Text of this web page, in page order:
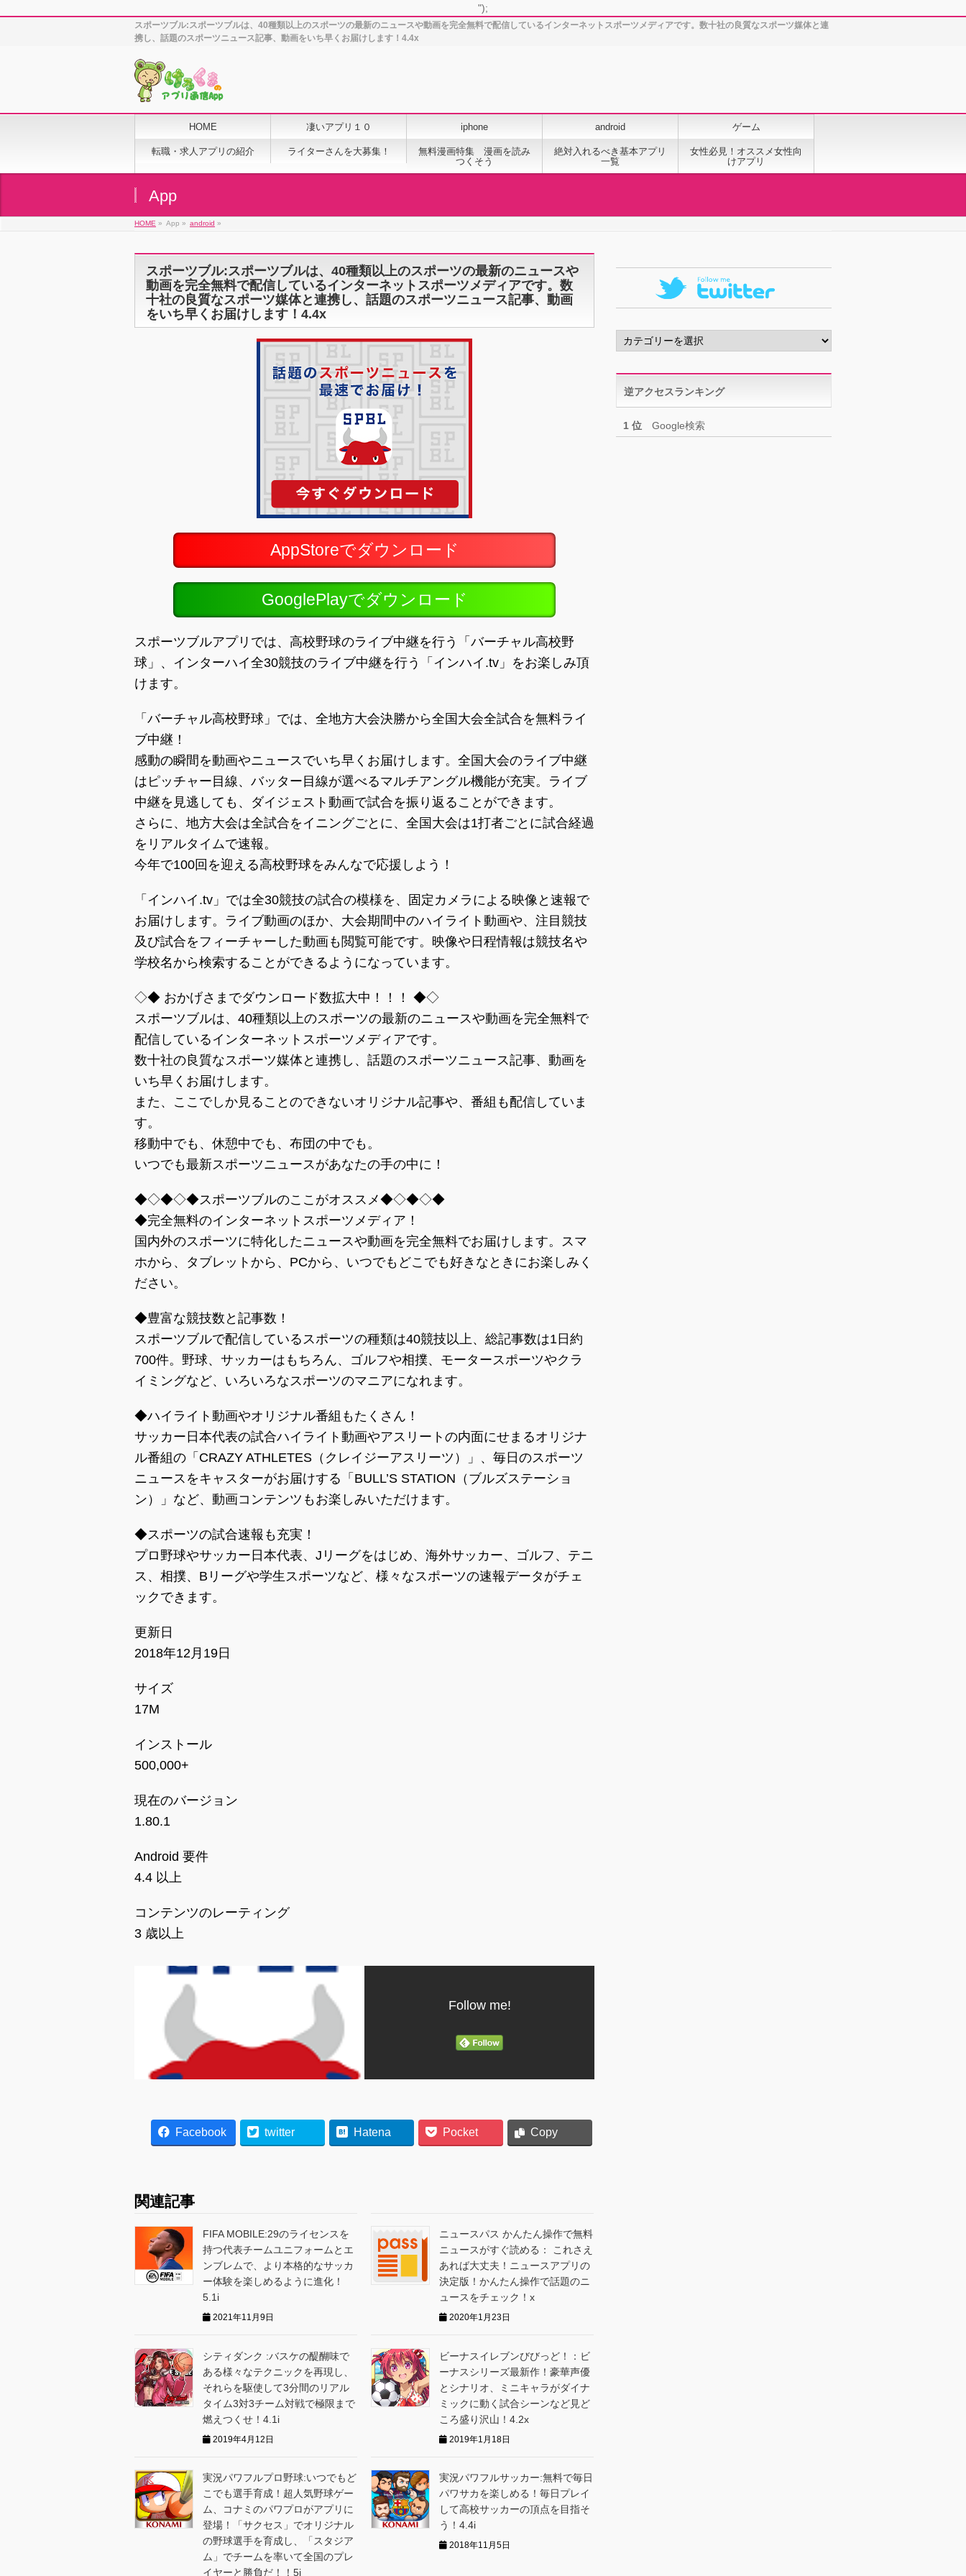
");
スポーツブル:スポーツブルは、40種類以上のスポーツの最新のニュースや動画を完全無料で配信しているインターネットスポーツメディアです。数十社の良質なスポーツ媒体と連
携し、話題のスポーツニュース記事、動画をいち早くお届けします！4.4x
HOME 凄いアプリ１０ iphone android ゲーム
転職・求人アプリの紹介 ライターさんを大募集！
無料漫画特集 漫画を読み
つくそう
絶対入れるべき基本アプリ
一覧
女性必見！オススメ女性向
けアプリ
App
HOME » App » android »
スポーツブル:スポーツブルは、40種類以上のスポーツの最新のニュースや
動画を完全無料で配信しているインターネットスポーツメディアです。数
十社の良質なスポーツ媒体と連携し、話題のスポーツニュース記事、動画
をいち早くお届けします！4.4x
AppStoreでダウンロード
GooglePlayでダウンロード
スポーツブルアプリでは、高校野球のライブ中継を行う「バーチャル高校野
球」、インターハイ全30競技のライブ中継を行う「インハイ.tv」をお楽しみ頂
けます。
「バーチャル高校野球」では、全地方大会決勝から全国大会全試合を無料ライ
ブ中継！
感動の瞬間を動画やニュースでいち早くお届けします。全国大会のライブ中継
はピッチャー目線、バッター目線が選べるマルチアングル機能が充実。ライブ
中継を見逃しても、ダイジェスト動画で試合を振り返ることができます。
さらに、地方大会は全試合をイニングごとに、全国大会は1打者ごとに試合経過
をリアルタイムで速報。
今年で100回を迎える高校野球をみんなで応援しよう！
「インハイ.tv」では全30競技の試合の模様を、固定カメラによる映像と速報で
お届けします。ライブ動画のほか、大会期間中のハイライト動画や、注目競技
及び試合をフィーチャーした動画も閲覧可能です。映像や日程情報は競技名や
学校名から検索することができるようになっています。
◇◆ おかげさまでダウンロード数拡大中！！！ ◆◇
スポーツブルは、40種類以上のスポーツの最新のニュースや動画を完全無料で
配信しているインターネットスポーツメディアです。
数十社の良質なスポーツ媒体と連携し、話題のスポーツニュース記事、動画を
いち早くお届けします。
また、ここでしか見ることのできないオリジナル記事や、番組も配信していま
す。
移動中でも、休憩中でも、布団の中でも。
いつでも最新スポーツニュースがあなたの手の中に！
◆◇◆◇◆スポーツブルのここがオススメ◆◇◆◇◆
◆完全無料のインターネットスポーツメディア！
国内外のスポーツに特化したニュースや動画を完全無料でお届けします。スマ
ホから、タブレットから、PCから、いつでもどこでも好きなときにお楽しみく
ださい。
◆豊富な競技数と記事数！
スポーツブルで配信しているスポーツの種類は40競技以上、総記事数は1日約
700件。野球、サッカーはもちろん、ゴルフや相撲、モータースポーツやクラ
イミングなど、いろいろなスポーツのマニアになれます。
◆ハイライト動画やオリジナル番組もたくさん！
サッカー日本代表の試合ハイライト動画やアスリートの内面にせまるオリジナ
ル番組の「CRAZY ATHLETES（クレイジーアスリーツ）」、毎日のスポーツ
ニュースをキャスターがお届けする「BULL’S STATION（ブルズステーショ
ン）」など、動画コンテンツもお楽しみいただけます。
◆スポーツの試合速報も充実！
プロ野球やサッカー日本代表、Jリーグをはじめ、海外サッカー、ゴルフ、テニ
ス、相撲、Bリーグや学生スポーツなど、様々なスポーツの速報データがチェ
ックできます。
更新日
2018年12月19日
サイズ
17M
インストール
500,000+
現在のバージョン
1.80.1
Android 要件
4.4 以上
コンテンツのレーティング
3 歳以上
Follow me!
Facebook twitter Hatena Pocket Copy
関連記事
FIFA MOBILE:29のライセンスを
持つ代表チームユニフォームとエ
ンブレムで、より本格的なサッカ
ー体験を楽しめるように進化！
5.1i
2021年11月9日
ニュースパス かんたん操作で無料
ニュースがすぐ読める： これさえ
あれば大丈夫！ニュースアプリの
決定版！かんたん操作で話題のニ
ュースをチェック！x
2020年1月23日
シティダンク :バスケの醍醐味で
ある様々なテクニックを再現し、
それらを駆使して3分間のリアル
タイム3対3チーム対戦で極限まで
燃えつくせ！4.1i
2019年4月12日
ビーナスイレブンびびっど！：ビ
ーナスシリーズ最新作！豪華声優
とシナリオ、ミニキャラがダイナ
ミックに動く試合シーンなど見ど
ころ盛り沢山！4.2x
2019年1月18日
実況パワフルプロ野球:いつでもど
こでも選手育成！超人気野球ゲー
ム、コナミのパワプロがアプリに
登場！「サクセス」でオリジナル
の野球選手を育成し、「スタジア
ム」でチームを率いて全国のプレ
イヤーと勝負だ！！5i
実況パワフルサッカー:無料で毎日
パワサカを楽しめる！毎日プレイ
して高校サッカーの頂点を目指そ
う！4.4i
2018年11月5日
カ
テ
リ
ー逆アクセスランキング
1 位 Google検索